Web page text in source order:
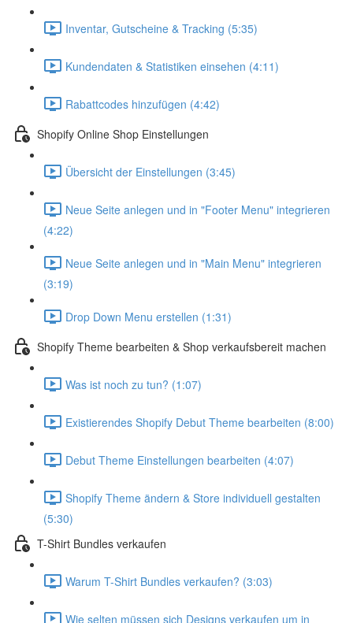
Inventar, Gutscheine & Tracking (5:35)
Kundendaten & Statistiken einsehen (4:11)
Rabattcodes hinzufügen (4:42)
Shopify Online Shop Einstellungen
Übersicht der Einstellungen (3:45)
Neue Seite anlegen und in "Footer Menu" integrieren
(4:22)
Neue Seite anlegen und in "Main Menu" integrieren
(3:19)
Drop Down Menu erstellen (1:31)
Shopify Theme bearbeiten & Shop verkaufsbereit machen
Was ist noch zu tun? (1:07)
Existierendes Shopify Debut Theme bearbeiten (8:00)
Debut Theme Einstellungen bearbeiten (4:07)
Shopify Theme ändern & Store individuell gestalten
(5:30)
T-Shirt Bundles verkaufen
Warum T-Shirt Bundles verkaufen? (3:03)
Wie selten müssen sich Designs verkaufen um in